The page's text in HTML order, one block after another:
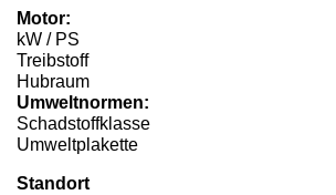
Motor:
kW / PS
Treibstoff
Hubraum
Umweltnormen:
Schadstoffklasse
Umweltplakette
Standort